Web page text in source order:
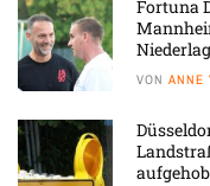
Fortuna
VON ANNE